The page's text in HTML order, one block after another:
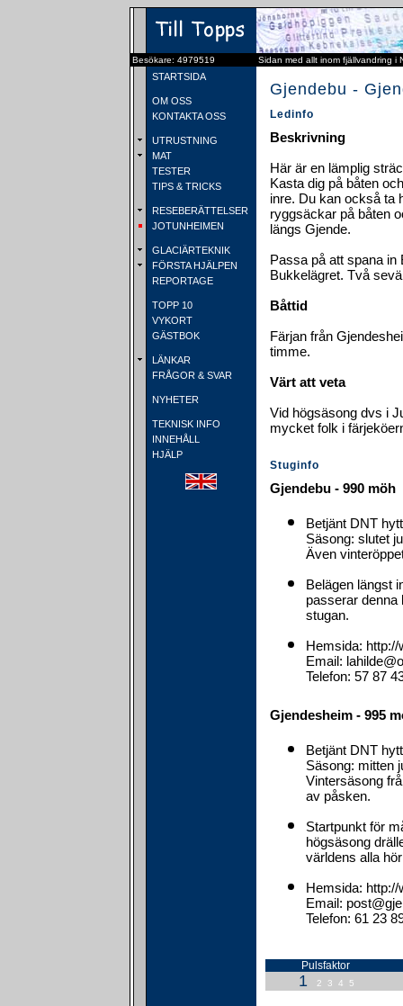
Besökare: 4979519 Sidan med allt inom fjällvandring i
STARTSIDA
OM OSS
KONTAKTA OSS
UTRUSTNING
MAT
TESTER
TIPS & TRICKS
RESEBERÄTTELSER
JOTUNHEIMEN
GLACIÄRTEKNIK
FÖRSTA HJÄLPEN
REPORTAGE
TOPP 10
VYKORT
GÄSTBOK
LÄNKAR
FRÅGOR & SVAR
NYHETER
TEKNISK INFO
INNEHÅLL
HJÄLP
Gjendebu -
Ledinfo
Beskrivning
Här är en lämplig
Kasta dig på båten
inre. Du kan också ta
ryggsäckar på båten
längs Gjende.
Passa på att spana in
Bukkelägret. Två
Båttid
Färjan från
timme.
Värt att veta
Vid högsäsong dvs i
mycket folk i
Stuginfo
Gjendebu - 990 möh
Betjänt DNT
Säsong: slutet
Även
Belägen längst
passerar denna
stugan.
Hemsida:
Email:
Telefon: 57 87
Gjendesheim - 995
Betjänt DNT
Säsong: mitten
Vintersäsong
av påsken.
Startpunkt för
högsäsong
världens alla
Hemsida:
Email:
Telefon: 61 23
Pulsfaktor
1 2 3 4 5